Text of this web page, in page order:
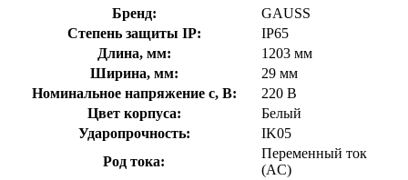
Бренд:
GAUSS
Степень защиты IP:
IP65
Длина, мм:
1203 мм
Ширина, мм:
29 мм
Номинальное напряжение с, В:
220 В
Цвет корпуса:
Белый
Ударопрочность:
IK05
Род тока:
Переменный ток
(AC)